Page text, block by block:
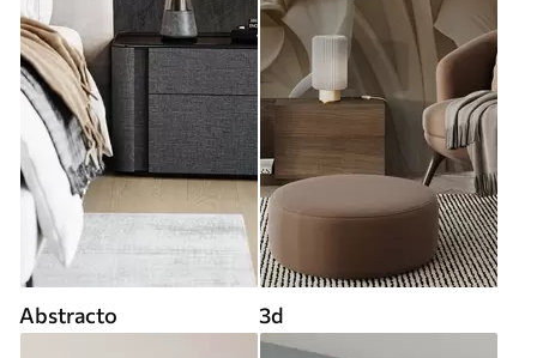
Abstracto 3d